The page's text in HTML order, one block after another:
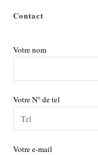
Contact
Votre nom
Votre N° de tel
Votre e-mail